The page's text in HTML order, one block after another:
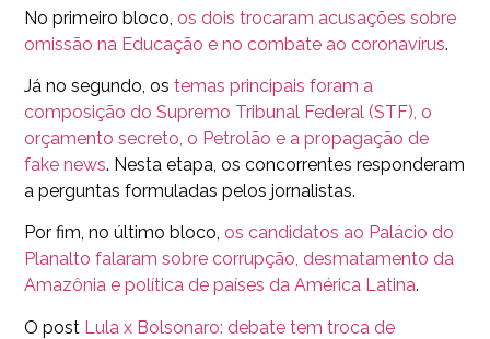
No primeiro bloco, os dois trocaram acusações sobre
omissão na Educação e no combate ao coronavírus.
Já no segundo, os temas principais foram a
composição do Supremo Tribunal Federal (STF), o
orçamento secreto, o Petrolão e a propagação de
fake news. Nesta etapa, os concorrentes responderam
a perguntas formuladas pelos jornalistas.
Por fim, no último bloco, os candidatos ao Palácio do
Planalto falaram sobre corrupção, desmatamento da
Amazônia e política de países da América Latina.
O post Lula x Bolsonaro: debate tem troca de